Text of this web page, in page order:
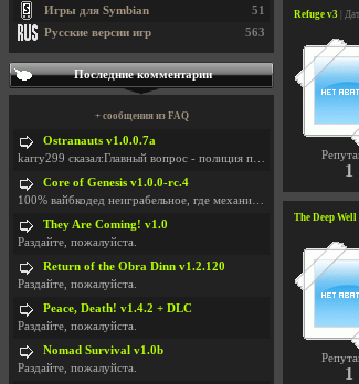
Refuge v3 |
1
The Deep Well
1
51
Игры для Symbian
563
Русские версии игр
Последние комментарии
+ сообщения из FAQ
Ostranauts v1.0.0.7a
karry299 сказал:Главный вопрос - полиция по-прежне
Core of Genesis v1.0.0-rc.4
100% вайбкодед неиграбельное, где механики знает т
They Are Coming! v1.0
Раздайте, пожалуйста.
Return of the Obra Dinn v1.2.120
Раздайте, пожалуйста.
Peace, Death! v1.4.2 + DLC
Раздайте, пожалуйста.
Nomad Survival v1.0b
Раздайте, пожалуйста.